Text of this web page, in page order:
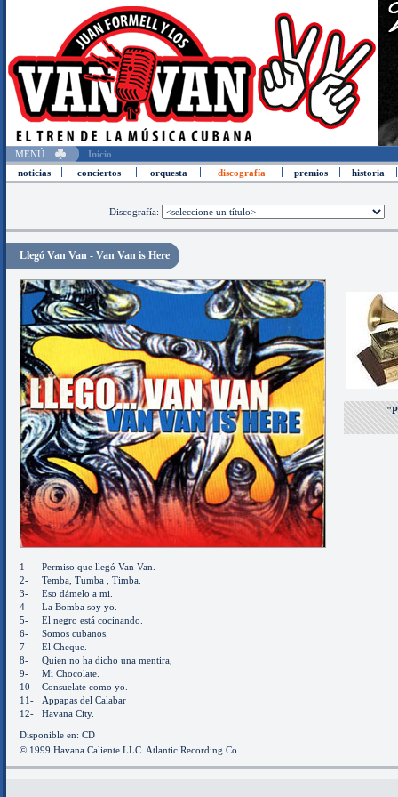
MENÚ
Inicio
noticias
conciertos orquesta discografía premios historia
Discografía:
Llegó Van Van - Van Van is Here
1-
Permiso que llegó Van Van.
2-
Temba, Tumba , Timba.
3-
Eso dámelo a mi.
4-
La Bomba soy yo.
5-
El negro está cocinando.
6-
Somos cubanos.
7-
El Cheque.
8-
Quien no ha dicho una mentira,
9-
Mi Chocolate.
10-
Consuelate como yo.
11-
Appapas del Calabar
12-
Havana City.
Disponible en: CD
© 1999 Havana Caliente LLC. Atlantic Recording Co.